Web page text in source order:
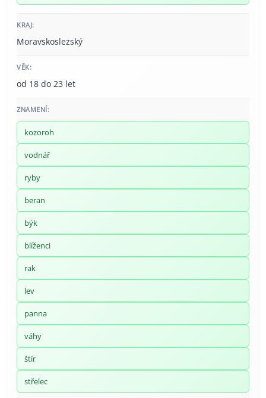
KRAJ:
Moravskoslezský
VĚK:
od 18 do 23 let
ZNAMENÍ:
kozoroh
vodnář
ryby
beran
býk
blíženci
rak
lev
panna
váhy
štír
střelec